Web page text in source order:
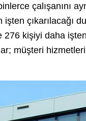
çalışanını
işten çıkarılacağı
kişiyi daha
müşteri